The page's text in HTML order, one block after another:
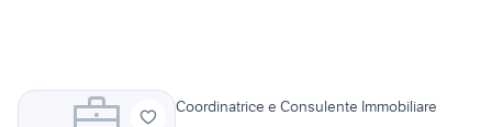
Coordinatrice e Consulente Immobiliare